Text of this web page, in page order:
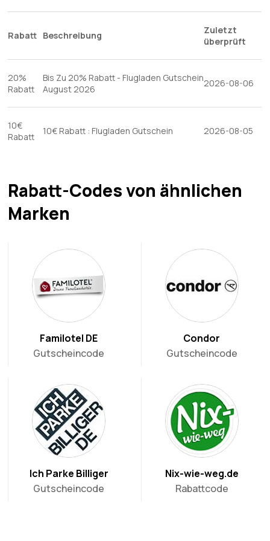
Rabatt Beschreibung
Zuletzt
überprüft
20%
Rabatt
Bis Zu 20% Rabatt - Flugladen Gutschein
August 2026
2026-08-06
10€
Rabatt
10€ Rabatt : Flugladen Gutschein 2026-08-05
Rabatt-Codes von ähnlichen
Marken
Familotel DE
Gutscheincode
Condor
Gutscheincode
Ich Parke Billiger
Gutscheincode
Nix-wie-weg.de
Rabattcode